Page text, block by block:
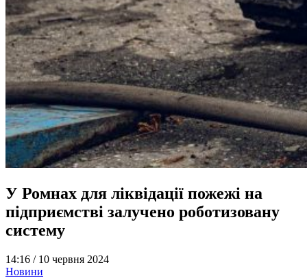
У Ромнах для ліквідації пожежі на
підприємстві залучено роботизовану
систему
14:16 / 10 червня 2024
Новини